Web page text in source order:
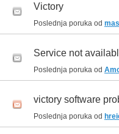
Victory
Poslednja poruka od
Service not
Poslednja poruka od
victory software
Poslednja poruka od